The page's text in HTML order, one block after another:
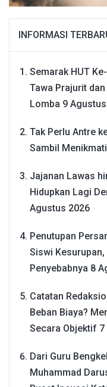
INFORMASI
Semarak HUT
Tawa Prajurit
Lomba 9
Tak Perlu Antre
Sambil
Jajanan Lawas
Hidupkan Lagi
Agustus 2026
Penutupan
Siswi
Penyebabnya 8
Catatan
Beban Biaya?
Secara Objektif
Dari Guru
Muhammad